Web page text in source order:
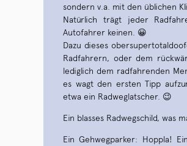
sondern v.a. mit den üblichen
Natürlich trägt jeder
Autofahrer keinen. 😀
Dazu dieses
Radfahrern, oder dem
lediglich dem radfahrenden
es wagt den ersten Tipp
etwa ein Radweglatscher. 😉
Ein blasses Radwegschild, was
Ein Gehwegparker: Hoppla!